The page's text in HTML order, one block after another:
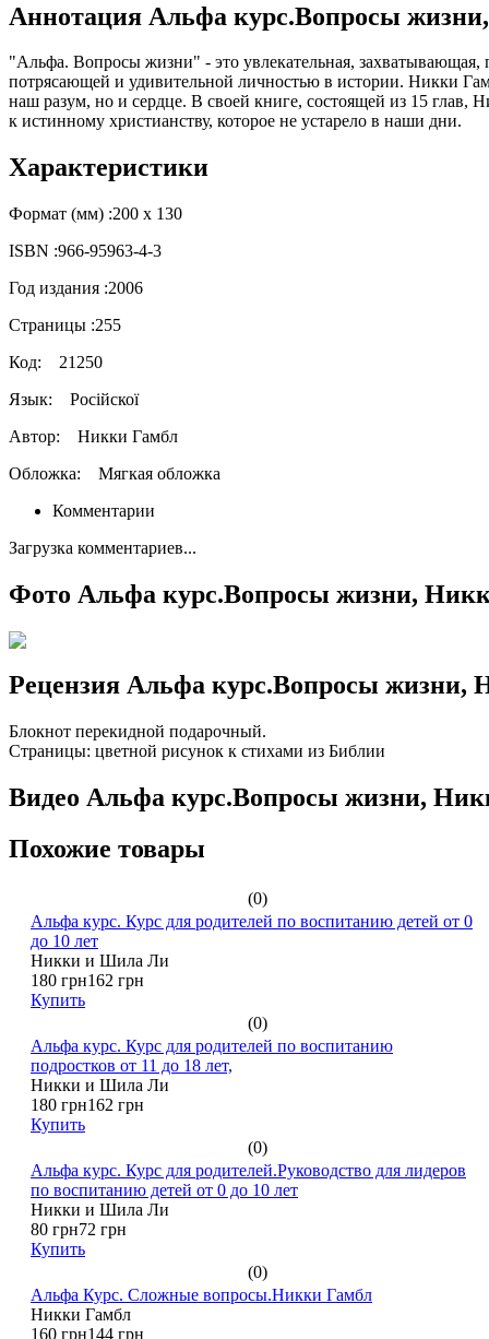
Аннотация Альфа курс.Вопросы
"Альфа. Вопросы жизни" - это увлекательная,
потрясающей и удивительной личностью в истории. Никки
наш разум, но и сердце. В своей книге, состоящей из 15 глав,
к истинному христианству, которое не устарело в наши дни.
Характеристики
Формат (мм) :200 х 130
ISBN :966-95963-4-3
Год издания :2006
Страницы :255
Код: 21250
Язык: Російскої
Автор:
Никки Гамбл
Обложка: Мягкая обложка
Комментарии
Загрузка комментариев...
Фото Альфа курс.Вопросы жизни,
Рецензия Альфа курс.Вопросы жизни,
Блокнот перекидной подарочный.
Страницы: цветной рисунок к стихами из Библии
Видео Альфа курс.Вопросы жизни,
Похожие товары
(0)
Альфа курс. Курс для родителей по воспитанию детей от 0
до 10 лет
Никки и Шила Ли
180 грн162 грн
Купить
(0)
Альфа курс. Курс для родителей по воспитанию
подростков от 11 до 18 лет,
Никки и Шила Ли
180 грн162 грн
Купить
(0)
Альфа курс. Курс для родителей.Руководство для лидеров
по воспитанию детей от 0 до 10 лет
Никки и Шила Ли
80 грн72 грн
Купить
(0)
Альфа Курс. Сложные вопросы.Никки Гамбл
Никки Гамбл
160 грн144 грн